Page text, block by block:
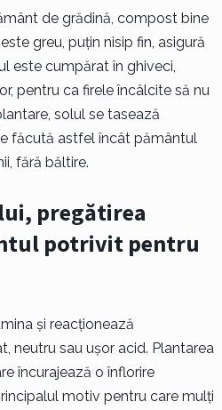
de grădină, compost bine
greu, puțin nisip fin, asigură
este cumpărat în ghiveci,
pentru ca firele încâlcite să nu
solul se tasează
făcută astfel încât pământul
fără băltire.
pregătirea
potrivit pentru
și reacționează
neutru sau ușor acid. Plantarea
încurajează o înflorire
motiv pentru care mulți